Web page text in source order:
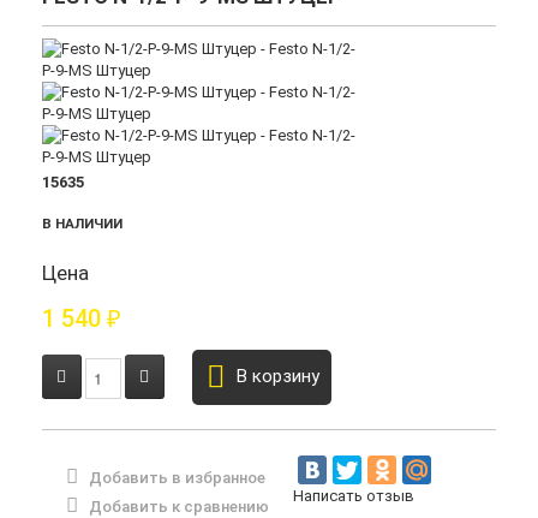
15635
В НАЛИЧИИ
Цена
1 540 ₽
В корзину
Добавить в избранное
Добавить к сравнению
Написать отзыв